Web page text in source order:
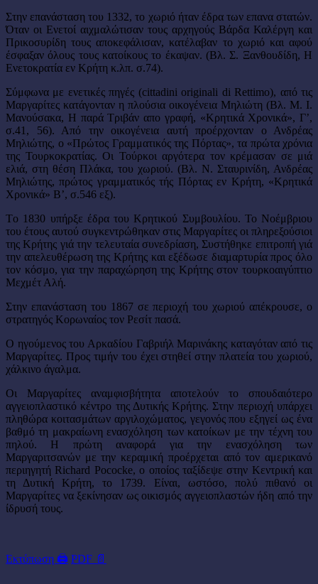
Στην επανάσταση του 1332, το χωριό ήταν έδρα των επανα στατών.
Όταν οι Ενετοί αιχμαλώτισαν τους αρχηγούς Βάρδα Καλέργη και
Πρικοσυρίδη τους αποκεφάλισαν, κατέλαβαν το χωριό και αφού
έσφαξαν όλους τους κατοίκους το έκαψαν. (Βλ. Σ. Ξανθουδίδη, Η
Ενετοκρατία εν Κρήτη κ.λπ. σ.74).
Σύμφωνα με ενετικές πηγές (cittadini originali di Rettimo), από τις
Μαργαρίτες κατάγονταν η πλούσια οικογένεια Μηλιώτη (Βλ. M. I.
Μανούσακα, Η παρά Τριβάν απο γραφή, «Κρητικά Χρονικά», Γ’,
σ.41, 56). Από την οικογένεια αυτή προέρχονταν ο Ανδρέας
Μηλιώτης, ο «Πρώτος Γραμματικός της Πόρτας», τα πρώτα χρόνια
της Τουρκοκρατίας. Οι Τούρκοι αργότερα τον κρέμασαν σε μιά
ελιά, στη θέση Πλάκα, του χωριού. (Βλ. Ν. Σταυρινίδη, Ανδρέας
Μηλιώτης, πρώτος γραμματικός τής Πόρτας εν Κρήτη, «Κρητικά
Χρονικά» B’, σ.546 εξ).
Τo 1830 υπήρξε έδρα του Κρητικού Συμβουλίου. To Νοέμβριου
του έτους αυτού συγκεντρώθηκαν στις Μαργαρίτες οι πληρεξούσιοι
της Κρήτης γιά την τελευταία συνεδρίαση, Συστήθηκε επιτροπή γιά
την απελευθέρωση της Κρήτης και εξέδωσε διαμαρτυρία προς όλο
τον κόσμο, για την παραχώρηση της Κρήτης στον τουρκοαιγύπτιο
Μεχμέτ Αλή.
Στην επανάσταση του 1867 σε περιοχή του χωριού απέκρουσε, ο
στρατηγός Κορωναίος τον Ρεσίτ πασά.
Ο ηγούμενος του Αρκαδίου Γαβριήλ Μαρινάκης καταγόταν από τις
Μαργαρίτες. Προς τιμήν του έχει στηθεί στην πλατεία του χωριού,
χάλκινο άγαλμα.
Oι Mαργαρίτες αναμφισβήτητα αποτελούν το σπουδαιότερο
αγγειοπλαστικό κέντρο της Δυτικής Kρήτης. Στην περιοχή υπάρχει
πληθώρα κοιτασμάτων αργιλοχώματος, γεγονός που εξηγεί ως ένα
βαθμό τη μακραίωνη ενασχόληση των κατοίκων με την τέχνη του
πηλού. H πρώτη αναφορά για την ενασχόληση των
Mαργαριτσανών με την κεραμική προέρχεται από τον αμερικανό
περιηγητή Richard Pococke, ο οποίος ταξίδεψε στην Kεντρική και
τη Δυτική Kρήτη, το 1739. Eίναι, ωστόσο, πολύ πιθανό οι
Mαργαρίτες να ξεκίνησαν ως οικισμός αγγειοπλαστών ήδη από την
ίδρυσή τους.
Εκτύπωση 🖨 PDF 📄